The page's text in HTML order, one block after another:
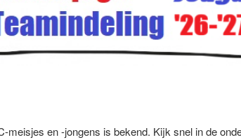
en -jongens is bekend. Kijk snel in de